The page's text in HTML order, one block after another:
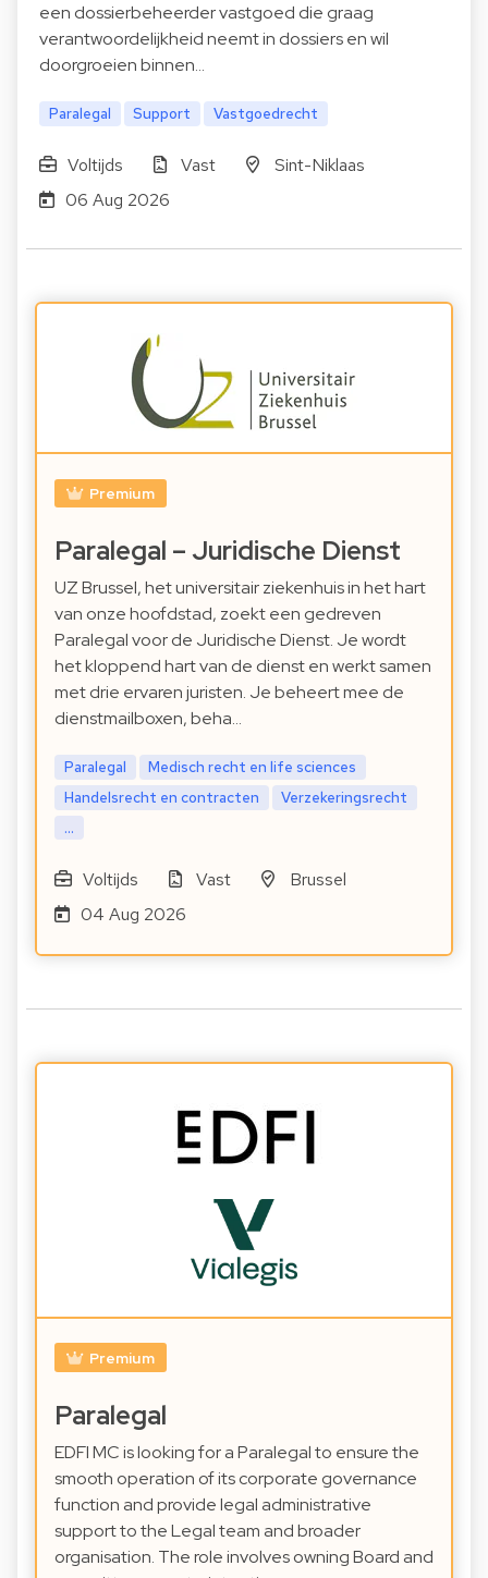
een dossierbeheerder vastgoed die graag
verantwoordelijkheid neemt in dossiers en wil
doorgroeien binnen…
Paralegal Support Vastgoedrecht
Voltijds Vast
Sint-Niklaas
06 Aug 2026
Premium
Paralegal – Juridische Dienst
UZ Brussel, het universitair ziekenhuis in het hart
van onze hoofdstad, zoekt een gedreven
Paralegal voor de Juridische Dienst. Je wordt
het kloppend hart van de dienst en werkt samen
met drie ervaren juristen. Je beheert mee de
dienstmailboxen, beha…
Paralegal
Medisch recht en life sciences
Handelsrecht en contracten
Verzekeringsrecht
...
Voltijds Vast
Brussel
04 Aug 2026
Premium
Paralegal
EDFI MC is looking for a Paralegal to ensure the
smooth operation of its corporate governance
function and provide legal administrative
support to the Legal team and broader
organisation. The role involves owning Board and